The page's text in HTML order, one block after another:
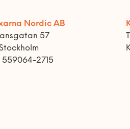
Nordic AB
57
Stockholm
559064-2715